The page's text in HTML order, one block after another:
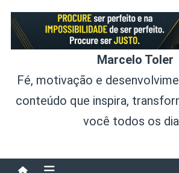
content
Marcelo Toler
Fé, motivação e
conteúdo que inspira,
você todos os